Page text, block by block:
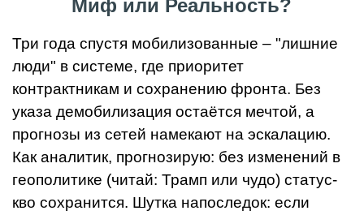
Миф или Реальность?
Три года спустя мобилизованные – "лишние
люди" в системе, где приоритет
контрактникам и сохранению фронта. Без
указа демобилизация остаётся мечтой, а
прогнозы из сетей намекают на эскалацию.
Как аналитик, прогнозирую: без изменений в
геополитике (читай: Трамп или чудо) статус-
кво сохранится. Шутка напоследок: если